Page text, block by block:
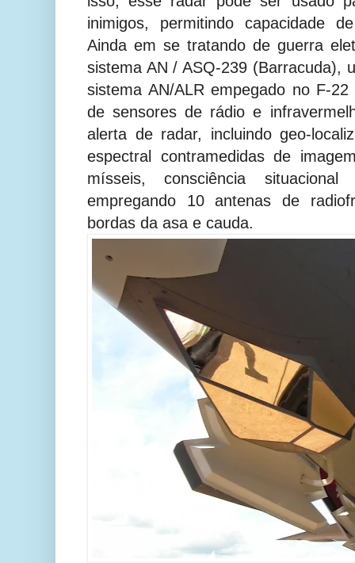
inimigos, permitindo capacidade
Ainda em se tratando de guerra
sistema AN / ASQ-239 (Barracuda),
sistema AN/ALR empegado no F-
de sensores de rádio e
alerta de radar, incluindo geo-
espectral contramedidas de
mísseis, consciência
empregando 10 antenas de
bordas da asa e cauda.